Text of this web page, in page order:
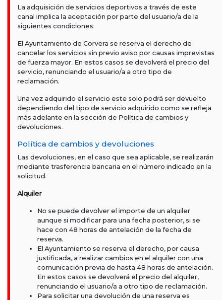
La adquisición de servicios deportivos a través de este
canal implica la aceptación por parte del usuario/a de la
siguientes condiciones:
El Ayuntamiento de Corvera se reserva el derecho de
cancelar los servicios sin previo aviso por causas imprevistas
de fuerza mayor. En estos casos se devolverá el precio del
servicio, renunciando el usuario/a a otro tipo de
reclamación.
Una vez adquirido el servicio este solo podrá ser devuelto
dependiendo del tipo de servicio adquirido como se refleja
más adelante en la sección de Política de cambios y
devoluciones.
Política de cambios y devoluciones
Las devoluciones, en el caso que sea aplicable, se realizarán
mediante trasferencia bancaria en el número indicado en la
solicitud.
Alquiler
No se puede devolver el importe de un alquiler
aunque si modificar para una fecha posterior, si se
hace con 48 horas de antelación de la fecha de
reserva.
El Ayuntamiento se reserva el derecho, por causa
justificada, a realizar cambios en el alquiler con una
comunicación previa de hasta 48 horas de antelación.
En estos casos se devolverá el precio del alquiler,
renunciando el usuario/a a otro tipo de reclamación.
Para solicitar una devolución de una reserva es